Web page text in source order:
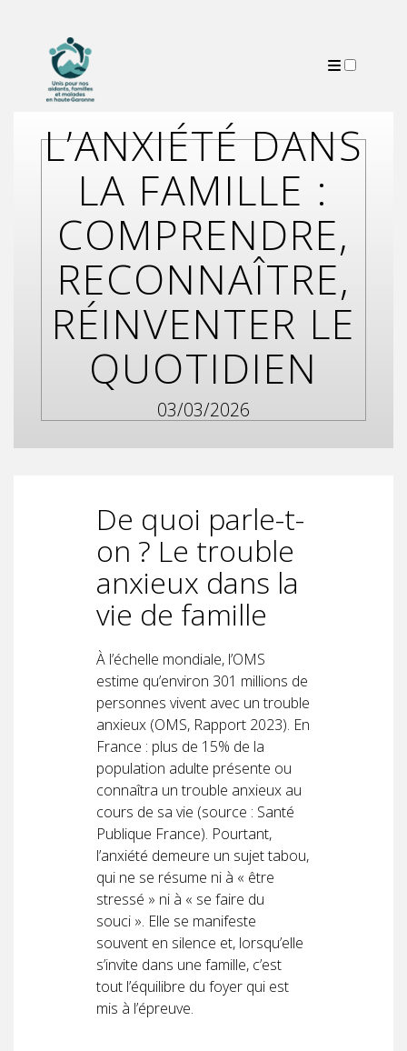
L’ANXIÉTÉ DANS
LA FAMILLE :
COMPRENDRE,
RECONNAÎTRE,
RÉINVENTER LE
QUOTIDIEN
03/03/2026
De quoi parle-t-
on ? Le trouble
anxieux dans la
vie de famille
À l’échelle mondiale, l’OMS
estime qu’environ 301 millions de
personnes vivent avec un trouble
anxieux (OMS, Rapport 2023). En
France : plus de 15% de la
population adulte présente ou
connaîtra un trouble anxieux au
cours de sa vie (source : Santé
Publique France). Pourtant,
l’anxiété demeure un sujet tabou,
qui ne se résume ni à « être
stressé » ni à « se faire du
souci ». Elle se manifeste
souvent en silence et, lorsqu’elle
s’invite dans une famille, c’est
tout l’équilibre du foyer qui est
mis à l’épreuve.